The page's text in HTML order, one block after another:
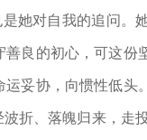
她对自我的追问。
良的初心，可这份
妥协，向惯性低
折、落魄归来，走